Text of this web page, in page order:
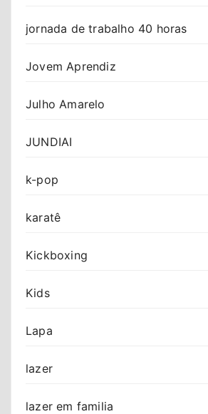
jornada de trabalho 40 horas
Jovem Aprendiz
Julho Amarelo
JUNDIAI
k-pop
karatê
Kickboxing
Kids
Lapa
lazer
lazer em familia